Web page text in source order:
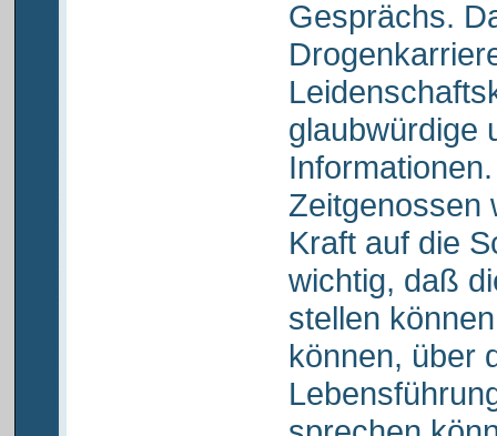
Gesprächs.
glaubwürdige
Zeitgenossen
Kraft auf die
wichtig, daß
stellen
können, über